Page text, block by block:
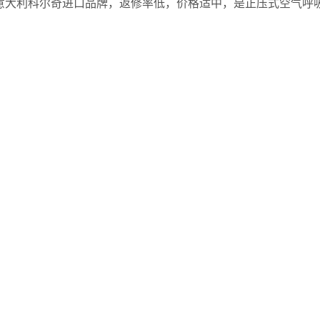
大利科尔奇进口品牌，返修率低，价格适中，是正压式空气呼